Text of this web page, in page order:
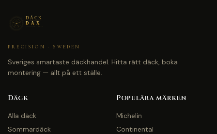
PRECISION · SWEDEN
Sveriges smartaste däckhandel. Hitta rätt däck, boka
montering — allt på ett ställe.
Däck
Alla däck
Sommardäck
Populära märken
Michelin
Continental